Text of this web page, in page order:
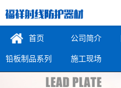
首页 公司简介
铅板制品系列 施工现场